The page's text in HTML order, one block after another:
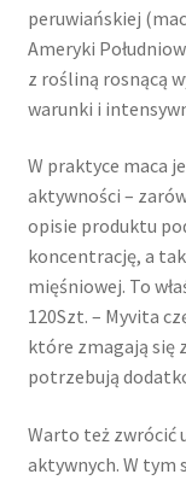
peruwiańskiej
Ameryki
z rośliną rosnącą
warunki i
W praktyce maca
aktywności –
opisie produktu
koncentrację, a
mięśniowej. To
120Szt. – Myvita
które zmagają się
potrzebują
Warto też zwrócić
aktywnych. W tym